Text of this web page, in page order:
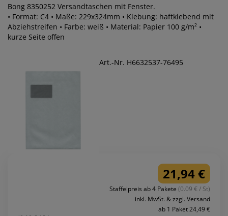
Bong 8350252 Versandtaschen mit Fenster.
• Format: C4 • Maße: 229x324mm • Klebung: haftklebend mit
Abziehstreifen • Farbe: weiß • Material: Papier 100 g/m² •
kurze Seite offen
Art.-Nr. H6632537-76495
21,94 €
Staffelpreis ab 4 Pakete (0.09 € / St)
inkl. MwSt. & zzgl. Versand
ab 1 Paket 24,49 €